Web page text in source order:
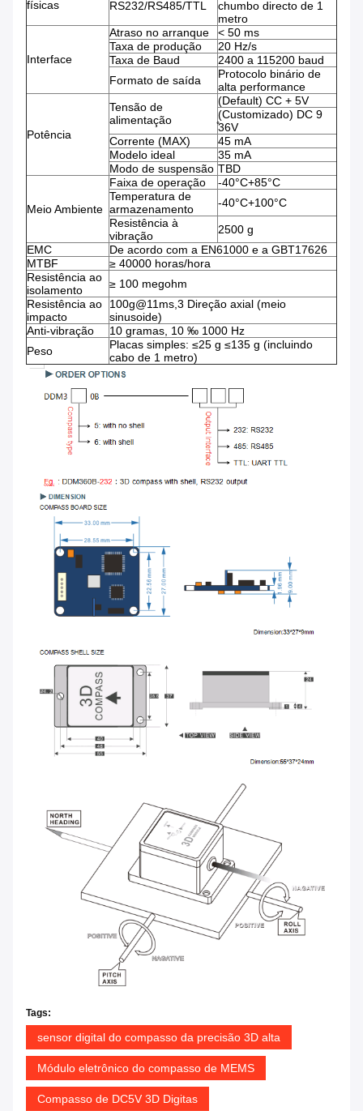
físicas RS232/RS485/TTL
chumbo directo de 1
metro
Interface
Atraso no arranque
< 50 ms
Taxa de produção
20 Hz/s
Taxa de Baud
2400 a 115200 baud
Formato de saída
Protocolo binário de
alta performance
Potência
Tensão de
alimentação
(Default) CC + 5V
(Customizado) DC 9
̊36V
Corrente (MAX)
45 mA
Modelo ideal
35 mA
Modo de suspensão TBD
Meio Ambiente
Faixa de operação
-40°C+85°C
Temperatura de
armazenamento
-40°C+100°C
Resistência à
vibração
2500 g
EMC
De acordo com a EN61000 e a GBT17626
MTBF
≥ 40000 horas/hora
Resistência ao
isolamento
≥ 100 megohm
Resistência ao
impacto
100g@11ms,3 Direção axial (meio
sinusoide)
Anti-vibração
10 gramas, 10 ‰ 1000 Hz
Peso
Placas simples: ≤25 g ≤135 g (incluindo
cabo de 1 metro)
Tags:
sensor digital do compasso da precisão 3D alta
Módulo eletrônico do compasso de MEMS
Compasso de DC5V 3D Digitas